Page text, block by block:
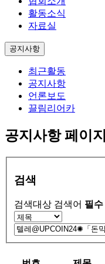
활동소식
자료실
공지사항
최근활동
공지사항
언론보도
끌림리어카
공지사항 페이지
검색
검색대상 검색어 필수